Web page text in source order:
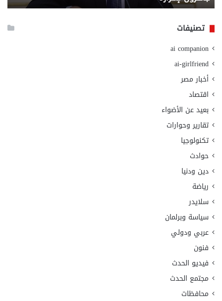
تصنيفات
ai companion
ai-girlfriend
أخبار مصر
اقتصاد
بعيد عن الأضواء
تقارير وحوارات
تكنولوجيا
حوادث
دين ودنيا
رياضة
سلايدر
سياسة وبرلمان
عربي ودولي
فنون
فيديو الحدث
مجتمع الحدث
محافظات